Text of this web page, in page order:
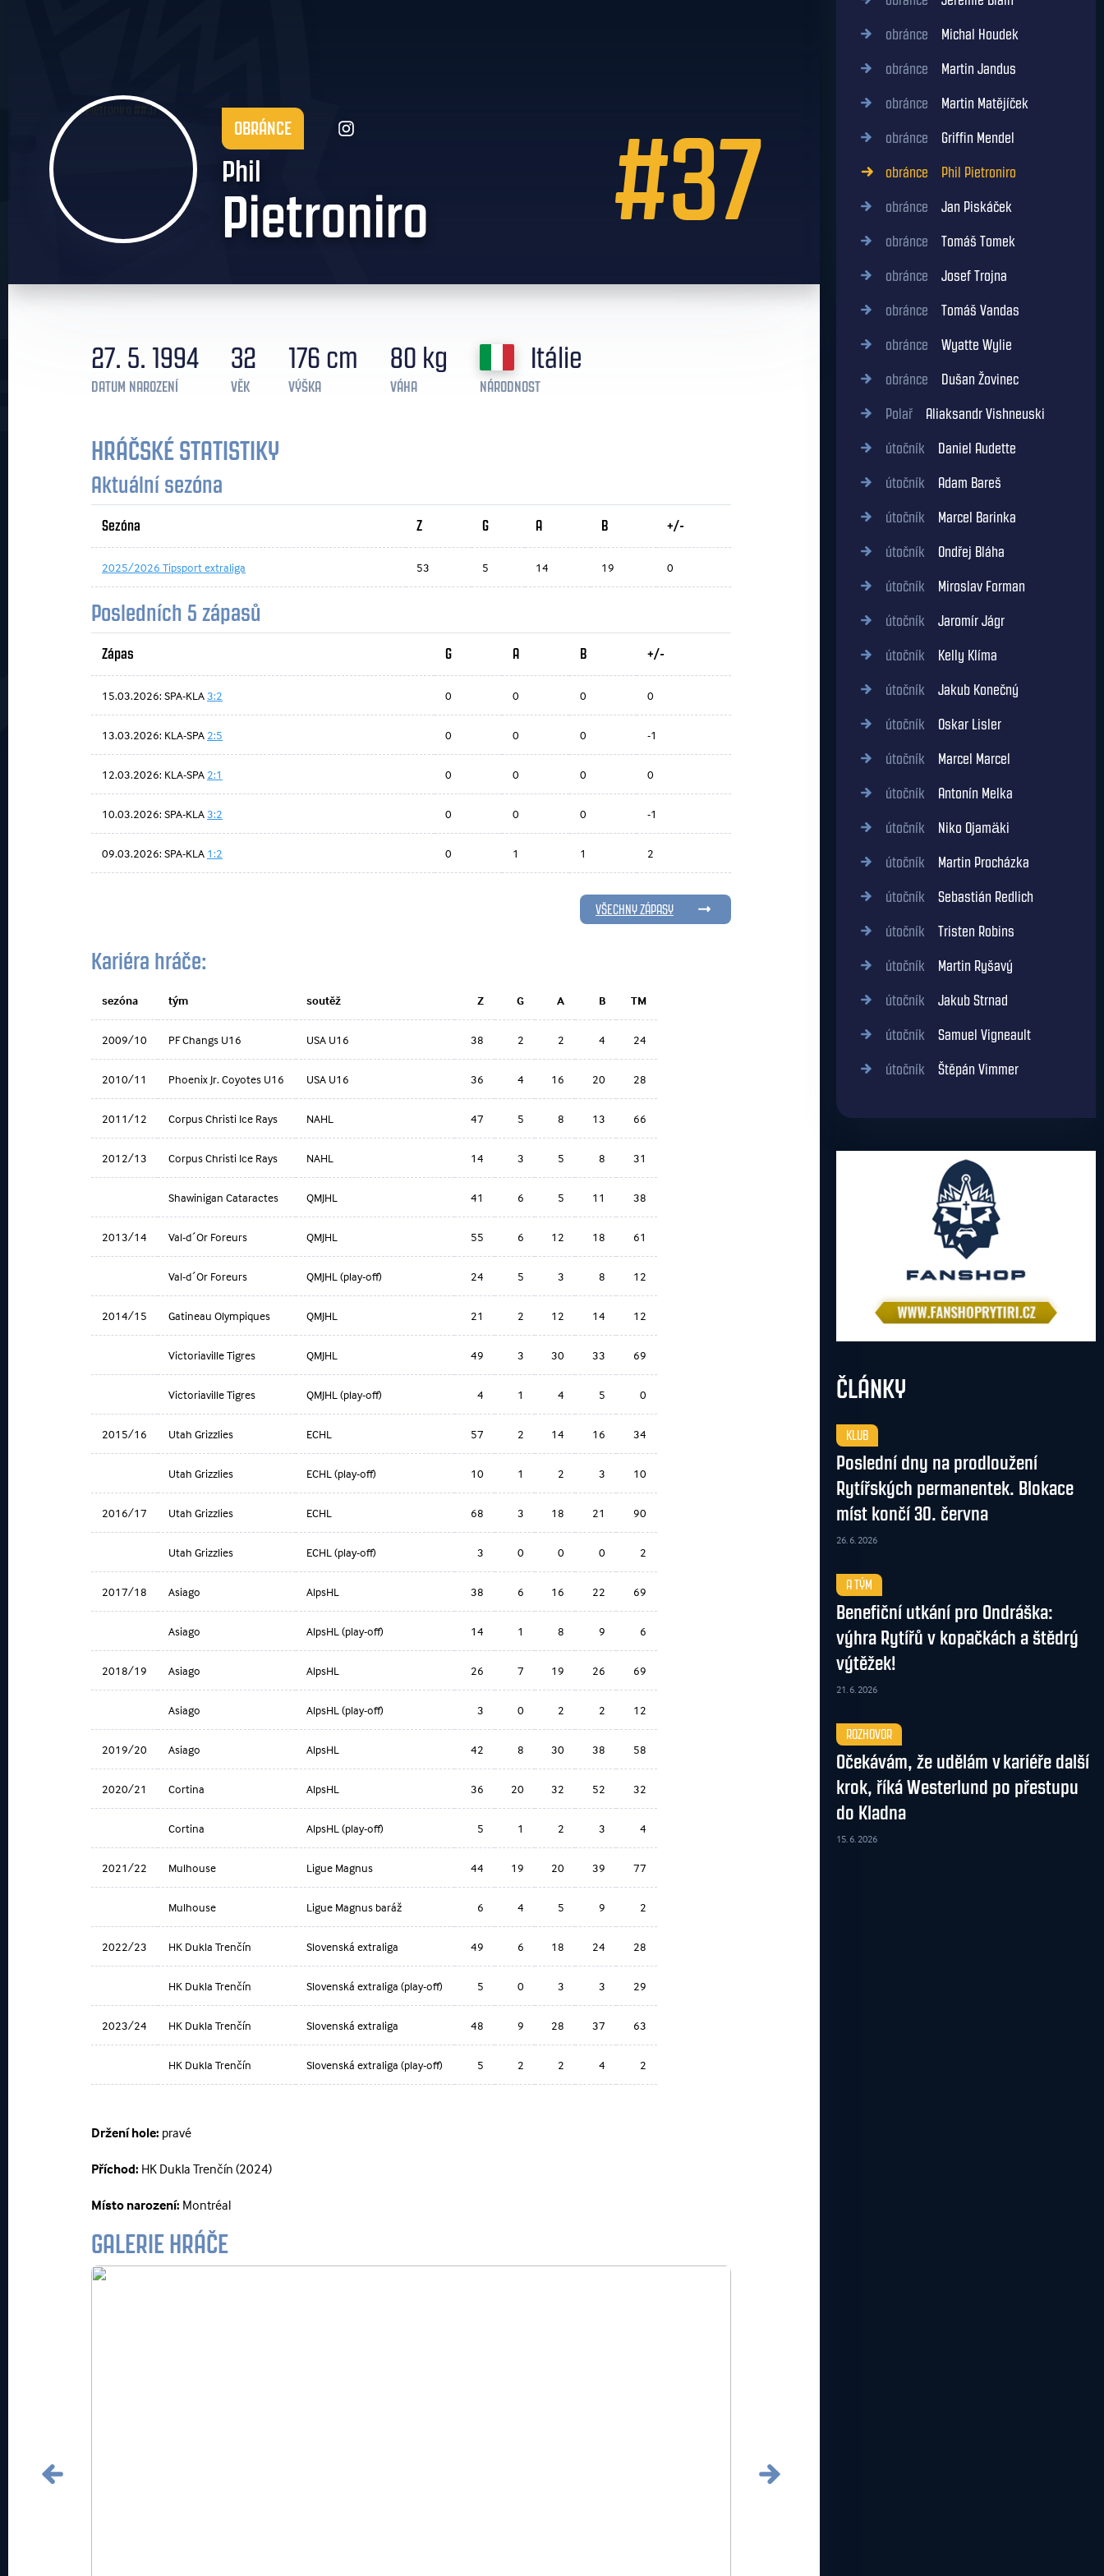
OBRÁNCE
Phil
Pietroniro #37
27. 5. 1994
DATUM NAROZENÍ
32
VĚK
176 cm
VÝŠKA
80 kg
VÁHA
Itálie
NÁRODNOST
HRÁČSKÉ STATISTIKY
Aktuální sezóna
Sezóna Z G A B +/-
2025/2026 Tipsport extraliga 53 5 14 19 0
Posledních 5 zápasů
Zápas G A B +/-
15.03.2026: SPA-KLA3:2 0 0 0 0
13.03.2026: KLA-SPA 2:5 0 0 0 -1
12.03.2026: KLA-SPA 2:1 0 0 0 0
10.03.2026: SPA-KLA3:2 0 0 0 -1
09.03.2026: SPA-KLA 1:2 0 1 1 2
VŠECHNY ZÁPASY
Kariéra hráče:
sezóna tým soutěž Z G A B TM
2009/10 PF Changs U16 USA U16 38 2 2 4 24
2010/11 Phoenix Jr. Coyotes U16 USA U16 36 4 16 20 28
2011/12 Corpus Christi Ice Rays NAHL 47 5 8 13 66
2012/13 Corpus Christi Ice Rays NAHL 14 3 5 8 31
Shawinigan Cataractes QMJHL 41 6 5 11 38
2013/14 Val-d´Or Foreurs QMJHL 55 6 12 18 61
Val-d´Or Foreurs QMJHL (play-off) 24 5 3 8 12
2014/15 Gatineau Olympiques QMJHL 21 2 12 14 12
Victoriaville Tigres QMJHL 49 3 30 33 69
Victoriaville Tigres QMJHL (play-off) 4 1 4 5 0
2015/16 Utah Grizzlies ECHL 57 2 14 16 34
Utah Grizzlies ECHL (play-off) 10 1 2 3 10
2016/17 Utah Grizzlies ECHL 68 3 18 21 90
Utah Grizzlies ECHL (play-off) 3 0 0 0 2
2017/18 Asiago AlpsHL 38 6 16 22 69
Asiago AlpsHL (play-off) 14 1 8 9 6
2018/19 Asiago AlpsHL 26 7 19 26 69
Asiago AlpsHL (play-off) 3 0 2 2 12
2019/20 Asiago AlpsHL 42 8 30 38 58
2020/21 Cortina AlpsHL 36 20 32 52 32
Cortina AlpsHL (play-off) 5 1 2 3 4
2021/22 Mulhouse Ligue Magnus 44 19 20 39 77
Mulhouse Ligue Magnus baráž 6 4 5 9 2
2022/23 HK Dukla Trenčín Slovenská extraliga 49 6 18 24 28
HK Dukla Trenčín Slovenská extraliga (play-off) 5 0 3 3 29
2023/24 HK Dukla Trenčín Slovenská extraliga 48 9 28 37 63
HK Dukla Trenčín Slovenská extraliga (play-off) 5 2 2 4 2
Držení hole: pravé
Příchod: HK Dukla Trenčín (2024)
Místo narození: Montréal
GALERIE HRÁČE
obránce Michal Houdek
obránce Martin Jandus
obránce Martin Matějíček
obránce Griffin Mendel
obránce Phil Pietroniro
obránce Jan Piskáček
obránce Tomáš Tomek
obránce Josef Trojna
obránce Tomáš Vandas
obránce Wyatte Wylie
obránce Dušan Žovinec
Polař Aliaksandr Vishneuski
útočník Daniel Audette
útočník Adam Bareš
útočník Marcel Barinka
útočník Ondřej Bláha
útočník Miroslav Forman
útočník Jaromír Jágr
útočník Kelly Klíma
útočník Jakub Konečný
útočník Oskar Lisler
útočník Marcel Marcel
útočník Antonín Melka
útočník Niko Ojamäki
útočník Martin Procházka
útočník Sebastián Redlich
útočník Tristen Robins
útočník Martin Ryšavý
útočník Jakub Strnad
útočník Samuel Vigneault
útočník Štěpán Vimmer
ČLÁNKY
KLUB
Poslední dny na prodloužení
Rytířských permanentek. Blokace
míst končí 30. června
26. 6. 2026
A TÝM
Benefiční utkání pro Ondráška:
výhra Rytířů v kopačkách a štědrý
výtěžek!
21. 6. 2026
ROZHOVOR
Očekávám, že udělám v kariéře další
krok, říká Westerlund po přestupu
do Kladna
15. 6. 2026